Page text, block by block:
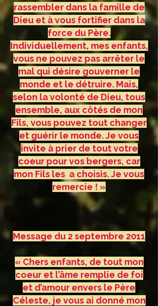
rassembler dans la famille de
Dieu et à vous fortifier dans la
force du Père.
Individuellement, mes enfants,
vous ne pouvez pas arrêter le
mal qui désire gouverner le
monde et le détruire. Mais,
selon la volonté de Dieu, tous
ensemble, aux côtés de mon
Fils, vous pouvez tout changer
et guérir le monde. Je vous
invite à prier de tout votre
coeur pour vos bergers, car
mon Fils les a choisis. Je vous
remercie ! »
Message du 2 septembre 2011
« Chers enfants, de tout mon
coeur et l’âme remplie de foi
et d’amour envers le Père
Céleste, je vous ai donné mon